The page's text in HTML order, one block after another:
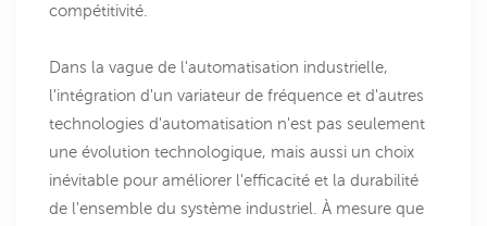
compétitivité.
Dans la vague de l'automatisation industrielle,
l'intégration d'un variateur de fréquence et d'autres
technologies d'automatisation n'est pas seulement
une évolution technologique, mais aussi un choix
inévitable pour améliorer l'efficacité et la durabilité
de l'ensemble du système industriel. À mesure que